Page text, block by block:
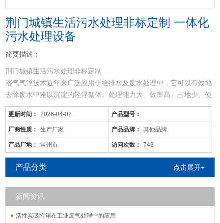
荆门城镇生活污水处理非标定制 一体化
污水处理设备
简要描述：
荆门城镇生活污水处理非标定制
溶气气浮技术近年来广泛应用于给排水及废水处理中，它可以有效地
去除废水中难以沉淀的轻浮絮体。处理能力大、效率高、占地少、使
用范围广。
1、地埋式污水处理设备安装之处必须保证下雨不积水。
消毒装置能根据出水量的大小不断改变加药量，达到多出水多加药，
少出水少加药的目的
4、整个设备处理系统配有全自动电气控制系统，运行安全可靠，平
时一般不需要专人管理，只需适时地对设备进行维护
更新时间： 2026-04-02 产品型号：
厂商性质： 生产厂家 产品品牌： 其他品牌
产品厂地： 常州市 访问次数： 743
产品分类 点击展开+
新闻资讯
活性炭吸附箱在工业废气处理中的应用